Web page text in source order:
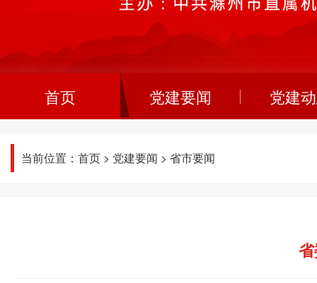
首页 党建要闻 党建
当前位置： 首页 > 党建要闻 > 省市要闻